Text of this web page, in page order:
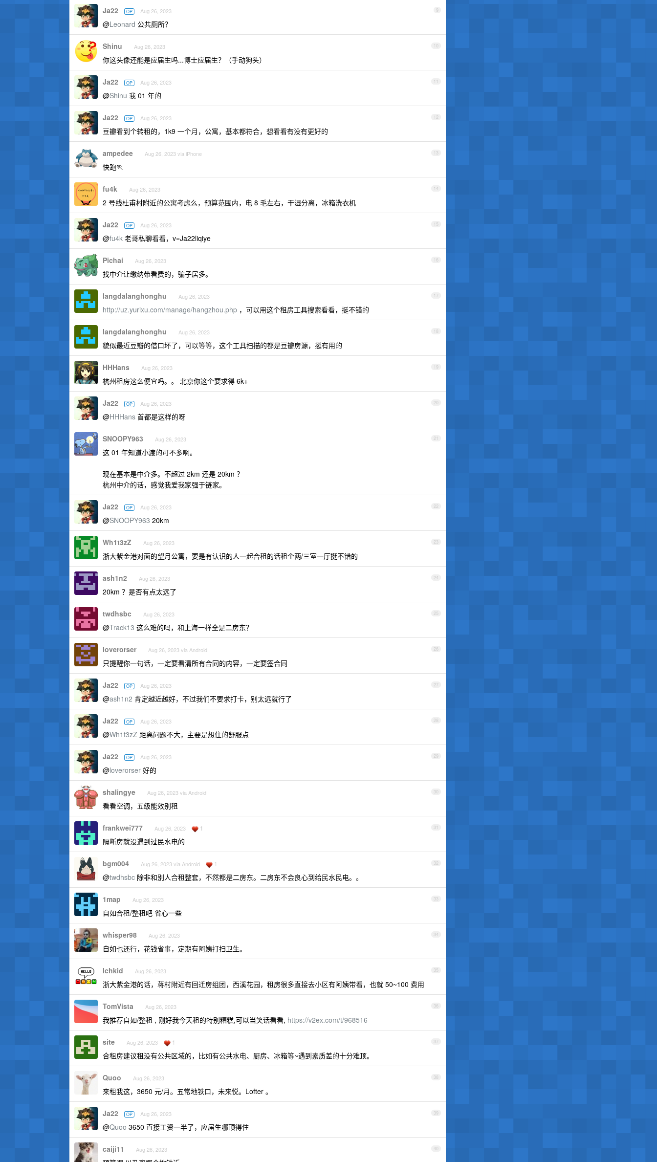
9
Ja22 OP Aug 26, 2023
@Leonard 公共厕所？
10
Shinu Aug 26, 2023
你这头像还能是应届生吗...博士应届生？（手动狗头）
11
Ja22 OP Aug 26, 2023
@Shinu 我 01 年的
12
Ja22 OP Aug 26, 2023
豆瓣看到个转租的，1k9 一个月，公寓，基本都符合，想看看有没有更好的
13
ampedee Aug 26, 2023 via iPhone
快跑🏃
14
fu4k Aug 26, 2023
2 号线杜甫村附近的公寓考虑么，预算范围内，电 8 毛左右，干湿分离，冰箱洗衣机
15
Ja22 OP Aug 26, 2023
@fu4k 老哥私聊看看，v=Ja22liqiye
16
Pichai Aug 26, 2023
找中介让缴纳带看费的，骗子居多。
17
langdalanghonghu Aug 26, 2023
http://uz.yurixu.com/manage/hangzhou.php ，可以用这个租房工具搜索看看，挺不错的
18
langdalanghonghu Aug 26, 2023
貌似最近豆瓣的借口坏了，可以等等，这个工具扫描的都是豆瓣房源，挺有用的
19
HHHans Aug 26, 2023
杭州租房这么便宜吗。。 北京你这个要求得 6k+
20
Ja22 OP Aug 26, 2023
@HHHans 首都是这样的呀
21
SNOOPY963 Aug 26, 2023
这 01 年知道小渡的可不多啊。
现在基本是中介多。不超过 2km 还是 20km ？
杭州中介的话，感觉我爱我家强于链家。
22
Ja22 OP Aug 26, 2023
@SNOOPY963 20km
23
Wh1t3zZ Aug 26, 2023
浙大紫金港对面的望月公寓，要是有认识的人一起合租的话租个两/三室一厅挺不错的
24
ash1n2 Aug 26, 2023
20km ？是否有点太远了
25
twdhsbc Aug 26, 2023
@Track13 这么难的吗，和上海一样全是二房东？
26
loverorser Aug 26, 2023 via Android
只提醒你一句话，一定要看清所有合同的内容，一定要签合同
27
Ja22 OP Aug 26, 2023
@ash1n2 肯定越近越好，不过我们不要求打卡，别太远就行了
28
Ja22 OP Aug 26, 2023
@Wh1t3zZ 距离问题不大，主要是想住的舒服点
29
Ja22 OP Aug 26, 2023
@loverorser 好的
30
shalingye Aug 26, 2023 via Android
看看空调，五级能效别租
31
frankwei777 Aug 26, 2023 1
隔断房就没遇到过民水电的
32
bgm004 Aug 26, 2023 via Android 1
@twdhsbc 除非和别人合租整套，不然都是二房东。二房东不会良心到给民水民电。。
33
1map Aug 26, 2023
自如合租/整租吧 省心一些
34
whisper98 Aug 26, 2023
自如也还行，花钱省事，定期有阿姨打扫卫生。
35
lchkid Aug 26, 2023
浙大紫金港的话，蒋村附近有回迁房组团，西溪花园，租房很多直接去小区有阿姨带看，也就 50~100 费用
36
TomVista Aug 26, 2023
我推荐自如/整租 , 刚好我今天租的特别糟糕,可以当笑话看看, https://v2ex.com/t/968516
37
site Aug 26, 2023 1
合租房建议租没有公共区域的，比如有公共水电、厨房、冰箱等~遇到素质差的十分难顶。
38
Quoo Aug 26, 2023
来租我这，3650 元/月。五常地铁口，未来悦。Lofter 。
39
Ja22 OP Aug 26, 2023
@Quoo 3650 直接工资一半了，应届生哪顶得住
40
caiji11 Aug 26, 2023